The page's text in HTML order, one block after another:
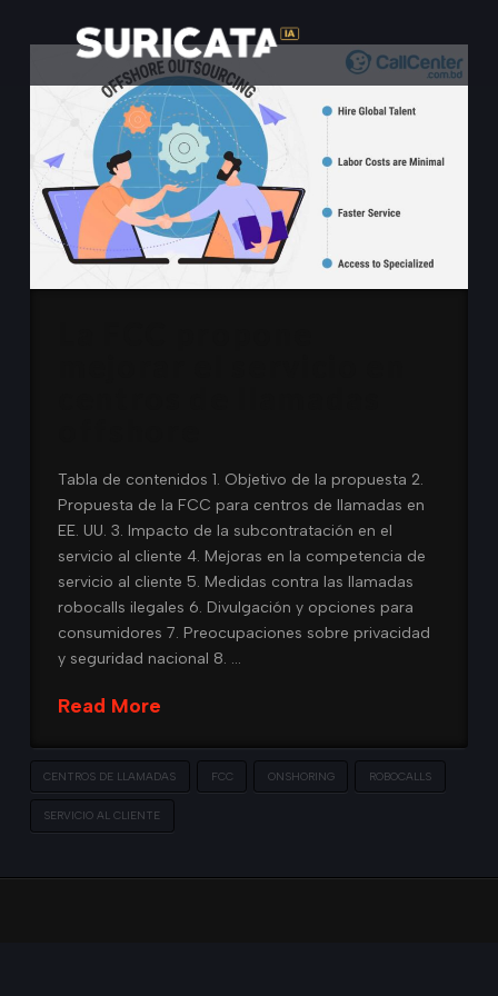
Tabla de contenidos 1. Objetivo de la propuesta 2.
Propuesta de la FCC para centros de llamadas en
EE. UU. 3. Impacto de la subcontratación en el
servicio al cliente 4. Mejoras en la competencia de
servicio al cliente 5. Medidas contra las llamadas
robocalls ilegales 6. Divulgación y opciones para
consumidores 7. Preocupaciones sobre privacidad
y seguridad nacional 8. …
Read More
CENTROS DE LLAMADAS FCC ONSHORING ROBOCALLS
SERVICIO AL CLIENTE